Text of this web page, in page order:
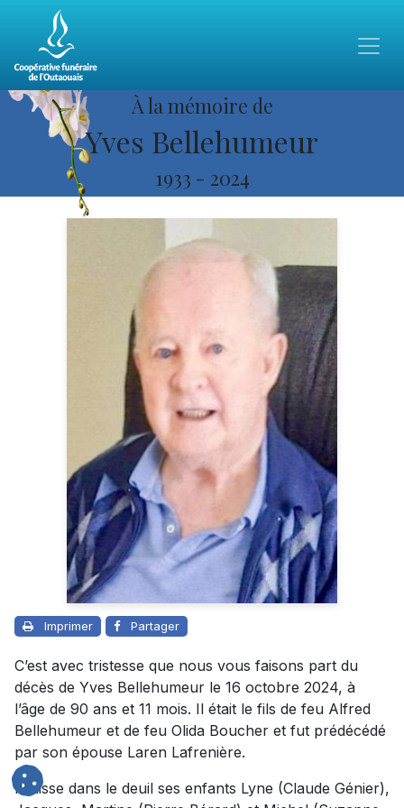
À la mémoire de
Yves Bellehumeur
1933 - 2024
Imprimer Partager
C’est avec tristesse que nous vous faisons part du
décès de Yves Bellehumeur le 16 octobre 2024, à
l’âge de 90 ans et 11 mois. Il était le fils de feu Alfred
Bellehumeur et de feu Olida Boucher et fut prédécédé
par son épouse Laren Lafrenière.
Il laisse dans le deuil ses enfants Lyne (Claude Génier),